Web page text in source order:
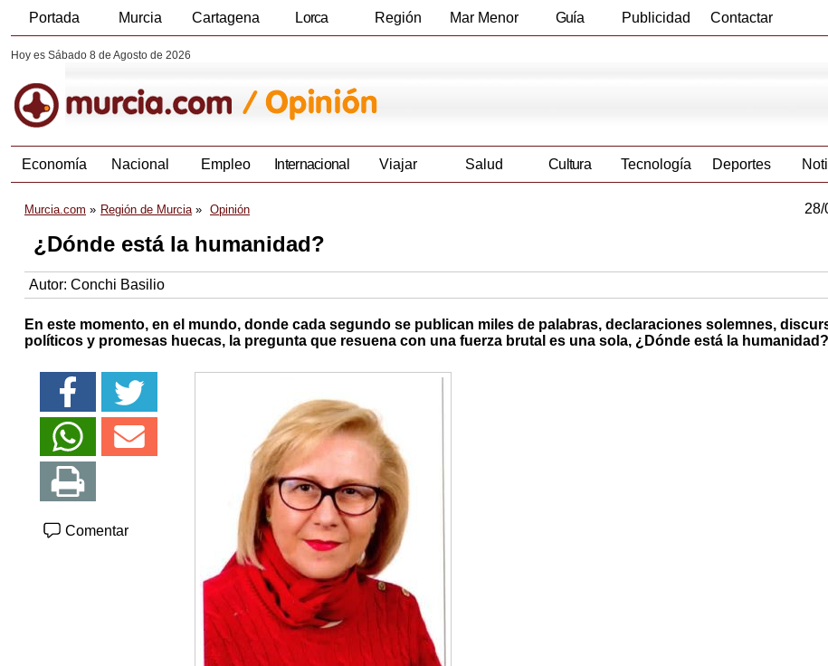
Portada Murcia Cartagena Lorca Región Mar Menor Guía Publicidad Contactar
Hoy es Sábado 8 de Agosto de 2026
Economía Nacional Empleo Internacional Viajar Salud Cultura Tecnología Deportes
Murcia.com Región de Murcia Opinión 28/
¿Dónde está la humanidad?
Autor: Conchi Basilio
En este momento, en el mundo, donde cada segundo se publican miles de palabras, declaraciones solemnes,
políticos y promesas huecas, la pregunta que resuena con una fuerza brutal es una sola, ¿Dónde está la humanidad?
Comentar